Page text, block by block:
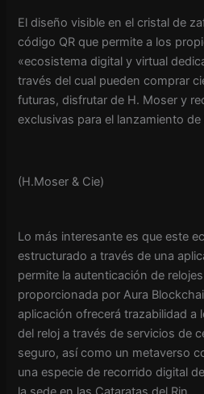
El diseño visible en el cristal de
código QR que permite a los
«ecosistema digital y virtual
través del cual pueden comprar
futuras, disfrutar de H. Moser y
exclusivas para el lanzamiento
(H.Moser & Cie)
Lo más interesante es que este
estructurado a través de una
permite la autenticación de
proporcionada por Aura
aplicación ofrecerá trazabilidad a
del reloj a través de servicios de
seguro, así como un metaverso
una especie de recorrido digital